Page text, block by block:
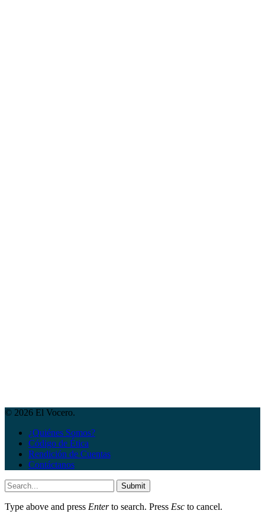
© 2026 El Vocero.
¿Quiénes Somos?
Código de Ética
Rendición de Cuentas
Contáctanos
Submit
Type above and press Enterto search. Press Esc to cancel.